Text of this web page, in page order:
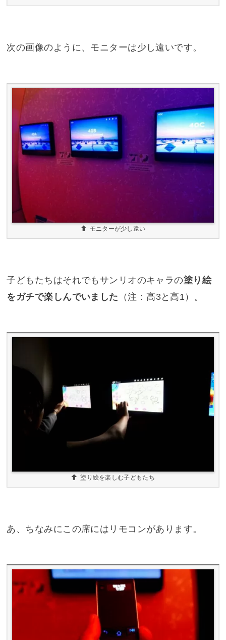
次の画像のように、モニターは少し遠いです。
モニターが少し遠い
子どもたちはそれでもサンリオのキャラの塗り絵
をガチで楽しんでいました （注：高3と高1）。
塗り絵を楽しむ子どもたち
あ、ちなみにこの席にはリモコンがあります。